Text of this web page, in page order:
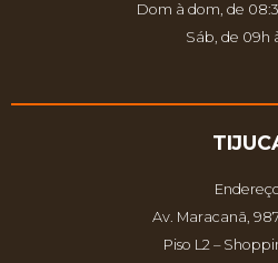
Dom à dom, de
Sáb, de 09h
Av. Maracanã,
Piso L2 –